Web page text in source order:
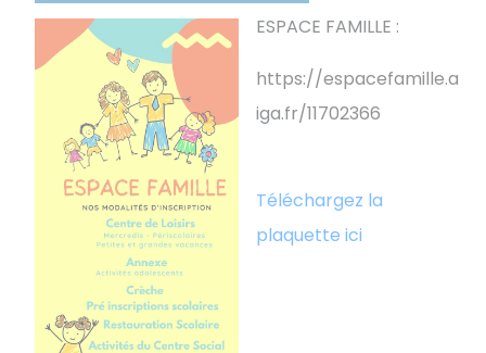
ESPACE FAMILLE :
https://espacefamille.a
iga.fr/11702366
Téléchargez la
plaquette ici